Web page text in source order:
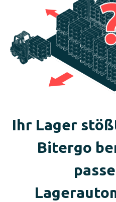
Ihr Lager
Bitergo